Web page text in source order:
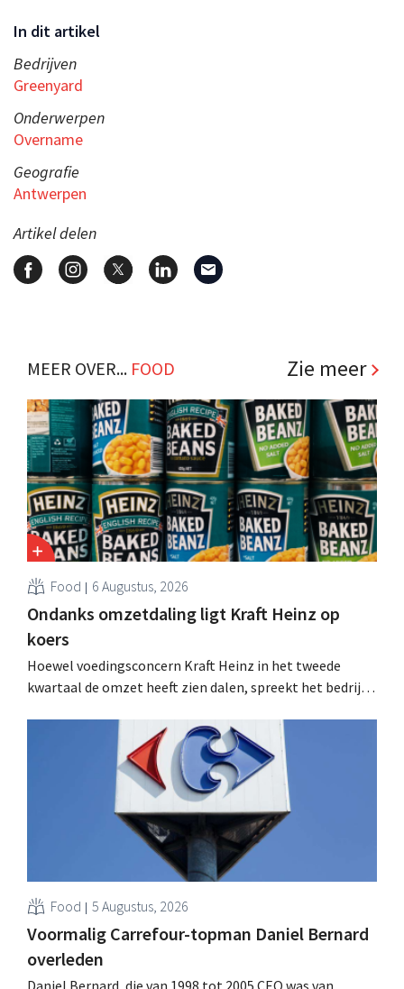
In dit artikel
Bedrijven
Greenyard
Onderwerpen
Overname
Geografie
Antwerpen
Artikel delen
MEER OVER... FOOD Zie meer
Food 6 Augustus, 2026
Ondanks omzetdaling ligt Kraft Heinz op
koers
Hoewel voedingsconcern Kraft Heinz in het tweede
kwartaal de omzet heeft zien dalen, spreekt het bedrijf
multinational verhoogt de investeringen en de
vooruitzichten.
Food 5 Augustus, 2026
Voormalig Carrefour-topman Daniel Bernard
overleden
Daniel Bernard, die van 1998 tot 2005 CEO was van